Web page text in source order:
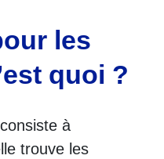
les
quoi ?
à
trouve les